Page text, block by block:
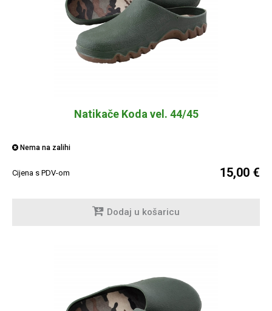
Natikače Koda vel. 44/45
Nema na zalihi
Cijena s PDV-om 15,00 €
Dodaj u košaricu